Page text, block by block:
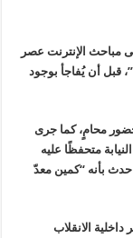
مباحث الإنترنت عصر
قبل أن يُفاجأ بوجود
محامٍ، كما جرى
متحفظًا عليه
بأنه “كمين معدّ
الانقلاب